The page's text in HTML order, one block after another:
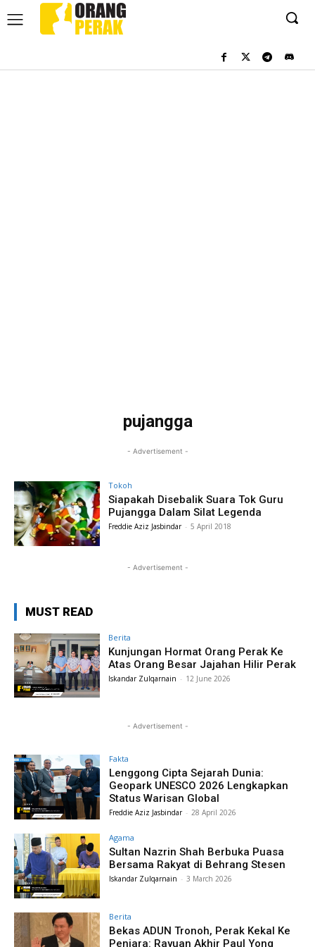
pujangga
- Advertisement -
Tokoh
Siapakah Disebalik Suara Tok Guru
Pujangga Dalam Silat Legenda
Freddie Aziz Jasbindar - 5 April 2018
- Advertisement -
MUST READ
Berita
Kunjungan Hormat Orang Perak Ke
Atas Orang Besar Jajahan Hilir Perak
Iskandar Zulqarnain - 12 June 2026
- Advertisement -
Fakta
Lenggong Cipta Sejarah Dunia:
Geopark UNESCO 2026 Lengkapkan
Status Warisan Global
Freddie Aziz Jasbindar - 28 April 2026
Agama
Sultan Nazrin Shah Berbuka Puasa
Bersama Rakyat di Behrang Stesen
Iskandar Zulqarnain - 3 March 2026
Berita
Bekas ADUN Tronoh, Perak Kekal Ke
Penjara: Rayuan Akhir Paul Yong